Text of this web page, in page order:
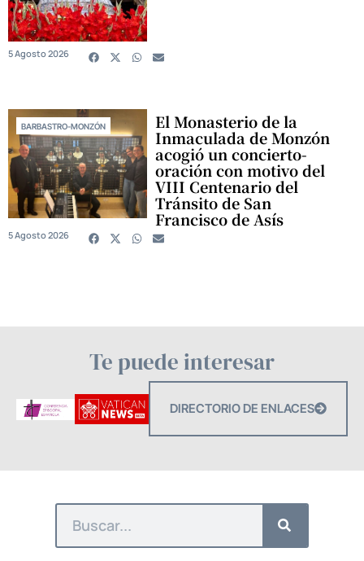
5 Agosto 2026
BARBASTRO-MONZÓN El Monasterio de la
Inmaculada de Monzón
acogió un concierto-
oración con motivo del
VIII Centenario del
Tránsito de San
Francisco de Asís
5 Agosto 2026
Te puede interesar
DIRECTORIO DE ENLACES